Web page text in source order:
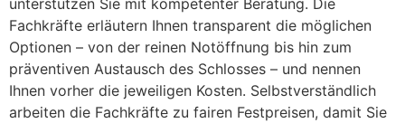
Fachkräfte erläutern Ihnen transparent die möglichen
Optionen – von der reinen Notöffnung bis hin zum
präventiven Austausch des Schlosses – und nennen
Ihnen vorher die jeweiligen Kosten. Selbstverständlich
arbeiten die Fachkräfte zu fairen Festpreisen, damit Sie